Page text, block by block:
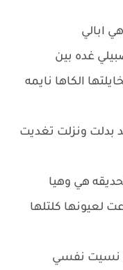
ابالي
غده بين
الكاها نايمه
بدلت ونزلت تغديت
هي وهيا
لعيونها كلتلها
نسيت نفسي